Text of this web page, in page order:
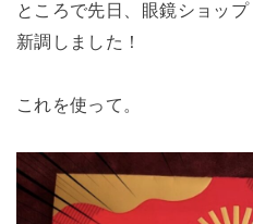
ところで先日、眼鏡ショップ
新調しました！
これを使って。